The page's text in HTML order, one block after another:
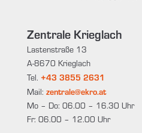
Zentrale Krieglach
Lastenstraße 13
A-8670 Krieglach
Tel. +43 3855 2631
Mail: zentrale@ekro.at
Mo – Do: 06.00 – 16.30 Uhr
Fr: 06.00 – 12.00 Uhr